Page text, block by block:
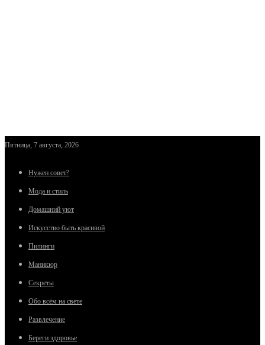
Пятница, 7 августа, 2026
Нужен совет?
Мода и стиль
Домашний уют
Искусство быть красивой
Пилинги
Маникюр
Секреты
Обо всём на свете
Развлечение
Береги здоровье